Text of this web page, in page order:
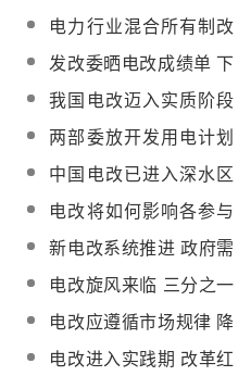
务院 电网或逐步退出售
电
电力行业混合所有制改
革下一步如何改？
发改委晒电改成绩单 下
一步改革关键在于消弭
各方分歧
我国电改迈入实质阶段
清洁能源企业将重新定
位
两部委放开发用电计划
征求意见 电力交易批发
市场将形成？
中国电改已进入深水区
转型发展任重而道远
电改将如何影响各参与
方？
新电改系统推进 政府需
发挥主导作用
电改旋风来临 三分之一
省份为何不加入割肉行
列？
电改应遵循市场规律 降
电价并非最终目的
电改进入实践期 改革红